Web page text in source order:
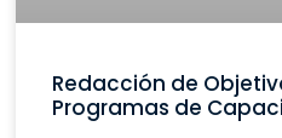
Redacción de
Programas de